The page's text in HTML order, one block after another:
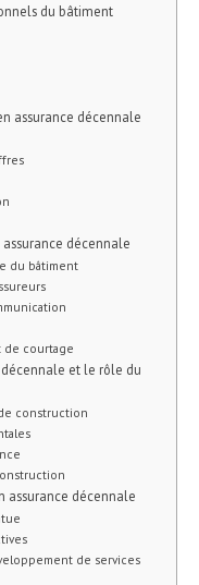
du bâtiment
assurance décennale
assurance décennale
du bâtiment
de courtage
décennale et le rôle du
construction
assurance décennale
de services